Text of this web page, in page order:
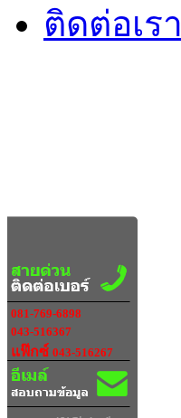
ติดต่อเรา
081-769-6898
043-516367
แฟ๊กซ์ 043-516267